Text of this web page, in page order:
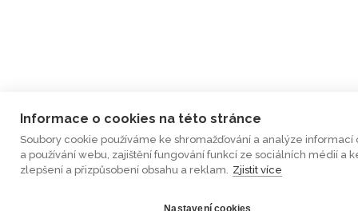
Informace o cookies na této stránce
Soubory cookie používáme ke shromažďování a analýze informací
a používání webu, zajištění fungování funkcí ze sociálních médií a
zlepšení a přizpůsobení obsahu a reklam. Zjistit více
Nastavení cookies